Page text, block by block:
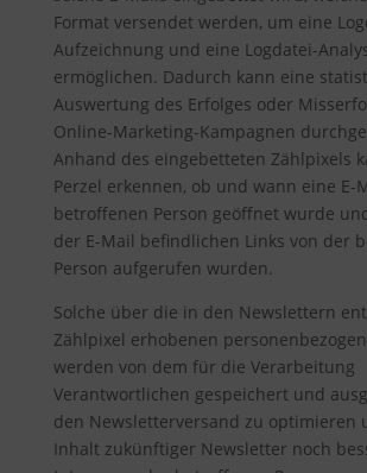
Format versendet werden, um eine
Aufzeichnung und eine Logdatei-
ermöglichen. Dadurch kann eine
Auswertung des Erfolges oder
Online-Marketing-Kampagnen
Anhand des eingebetteten Zählpixels
Perzel erkennen, ob und wann eine E-
betroffenen Person geöffnet wurde
der E-Mail befindlichen Links von der
Person aufgerufen wurden.
Solche über die in den Newslettern
Zählpixel erhobenen
werden von dem für die Verarbeitung
Verantwortlichen gespeichert und
den Newsletterversand zu optimieren
Inhalt zukünftiger Newsletter noch